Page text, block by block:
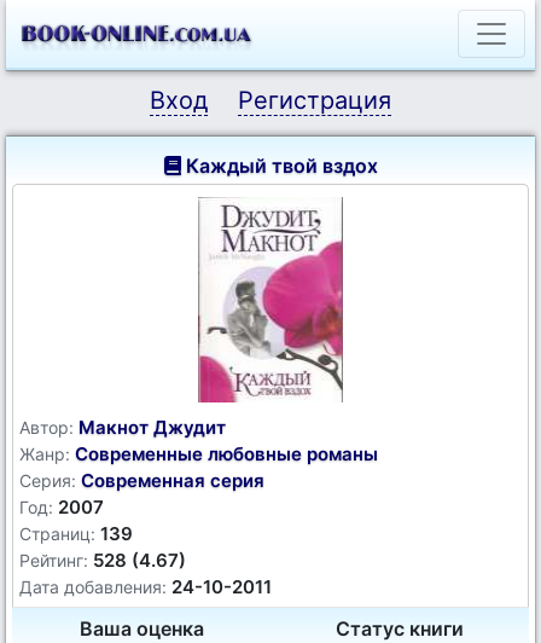
Вход Регистрация
Каждый твой вздох
Автор: Макнот Джудит
Жанр: Современные любовные романы
Серия: Современная серия
Год: 2007
Страниц: 139
Рейтинг: 528 (4.67)
Дата добавления: 24-10-2011
Ваша оценка Статус книги